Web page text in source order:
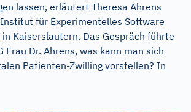
lassen, erläutert Theresa Ahrens
für Experimentelles Software
in Kaiserslautern. Das Gespräch führte
Frau Dr. Ahrens, was kann man sich
Patienten-Zwilling vorstellen? In